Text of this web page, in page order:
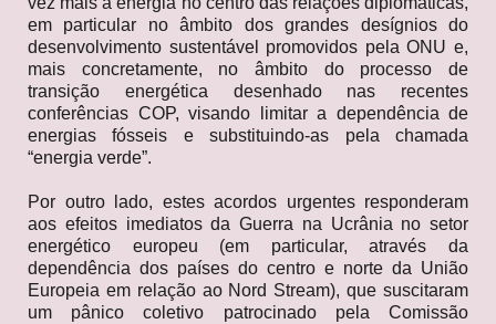
em particular no âmbito dos grandes desígnios do
desenvolvimento sustentável promovidos pela ONU e,
mais concretamente, no âmbito do processo de
transição energética desenhado nas recentes
conferências COP, visando limitar a dependência de
energias fósseis e substituindo-as pela chamada
“energia verde”.
Por outro lado, estes acordos urgentes responderam
aos efeitos imediatos da Guerra na Ucrânia no setor
energético europeu (em particular, através da
dependência dos países do centro e norte da União
Europeia em relação ao Nord Stream), que suscitaram
um pânico coletivo patrocinado pela Comissão